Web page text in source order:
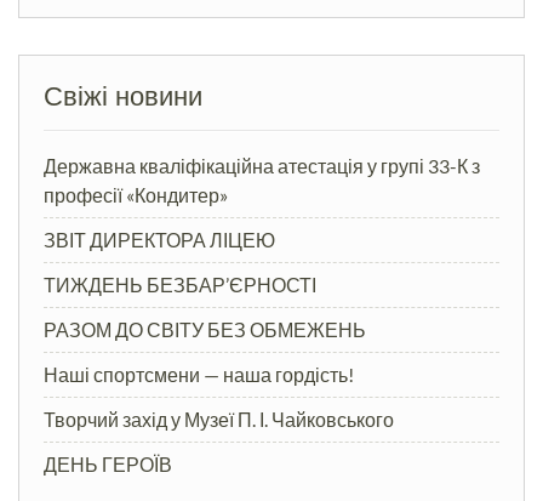
Свіжі новини
Державна кваліфікаційна атестація у групі 33-К з
професії «Кондитер»
ЗВІТ ДИРЕКТОРА ЛІЦЕЮ
ТИЖДЕНЬ БЕЗБАР’ЄРНОСТІ
РАЗОМ ДО СВІТУ БЕЗ ОБМЕЖЕНЬ
Наші спортсмени — наша гордість!
Творчий захід у Музеї П. І. Чайковського
ДЕНЬ ГЕРОЇВ